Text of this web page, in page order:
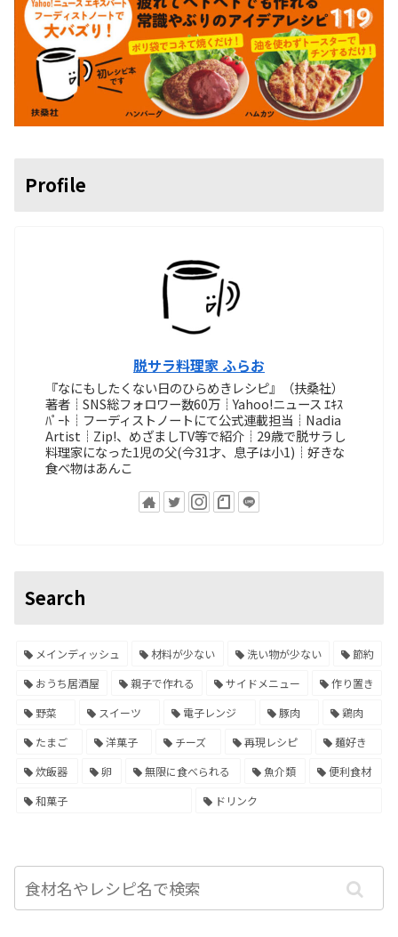
Profile
脱サラ料理家 ふらお
『なにもしたくない日のひらめきレシピ』（扶桑社）
著者┊SNS総フォロワー数60万┊Yahoo!ニュース ｴｷｽ
ﾊﾟｰﾄ┊フーディストノートにて公式連載担当┊Nadia
Artist┊Zip!、めざましTV等で紹介┊29歳で脱サラし
料理家になった1児の父(今31才、息子は小1)┊好きな
食べ物はあんこ
Search
メインディッシュ 材料が少ない 洗い物が少ない
節約
おうち居酒屋
親子で作れる サイドメニュー
作り置き
野菜
スイーツ 電子レンジ 豚肉
鶏肉
たまご
洋菓子 チーズ 再現レシピ
麺好き
炊飯器
卵 無限に食べられる 魚介類
便利食材
和菓子
ドリンク